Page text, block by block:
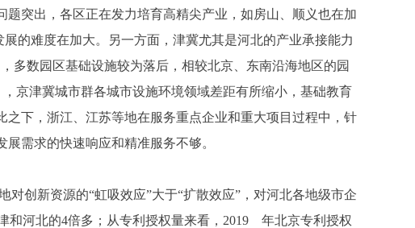
题突出，各区正在发力培育高精尖产业，如房山、顺义也在加
的难度在加大。另一方面，津冀尤其是河北的产业承接能力
多数园区基础设施较为落后，相较北京、东南沿海地区的园
京津冀城市群各城市设施环境领域差距有所缩小，基础教育
下，浙江、江苏等地在服务重点企业和重大项目过程中，针
需求的快速响应和精准服务不够。
创新资源的“虹吸效应”大于“扩散效应”，对河北各地级市企
和河北的4倍多；从专利授权量来看，2019 年北京专利授权